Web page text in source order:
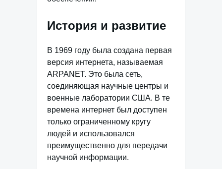
История и развитие
В 1969 году была создана первая
версия интернета, называемая
ARPANET. Это была сеть,
соединяющая научные центры и
военные лаборатории США. В те
времена интернет был доступен
только ограниченному кругу
людей и использовался
преимущественно для передачи
научной информации.